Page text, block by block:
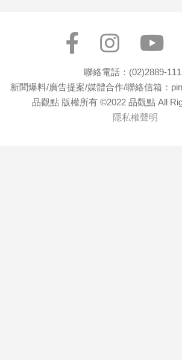
聯絡電話：(02)2889-
新聞爆料/廣告提案/媒體合作/聯絡信箱：
品觀點 版權所有 ©2022 品觀點 All
隱私權聲明